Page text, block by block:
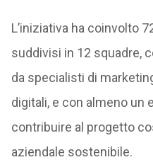
L’iniziativa ha coinvolto
suddivisi in 12 squadre,
da specialisti di
digitali, e con almeno un
contribuire al progetto
aziendale sostenibile.